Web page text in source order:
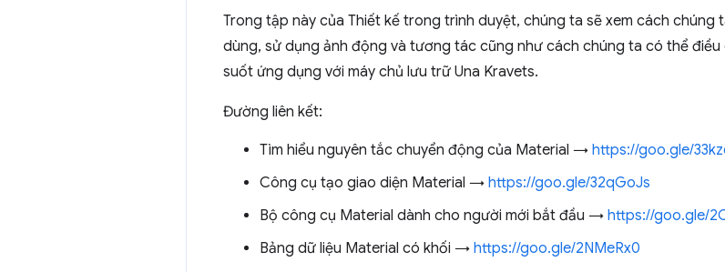
Trong tập này của Thiết kế trong trình duyệt, chúng ta sẽ xem cách
dùng, sử dụng ảnh động và tương tác cũng như cách chúng ta có thể
suốt ứng dụng với máy chủ lưu trữ Una Kravets.
Đường liên kết:
Tìm hiểu nguyên tắc chuyển động của Material → https://goo.gle/
Công cụ tạo giao diện Material → https://goo.gle/32qGoJs
Bộ công cụ Material dành cho người mới bắt đầu → https://goo.gle/
Bảng dữ liệu Material có khối → https://goo.gle/2NMeRx0